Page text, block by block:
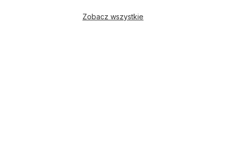
Zobacz wszystkie